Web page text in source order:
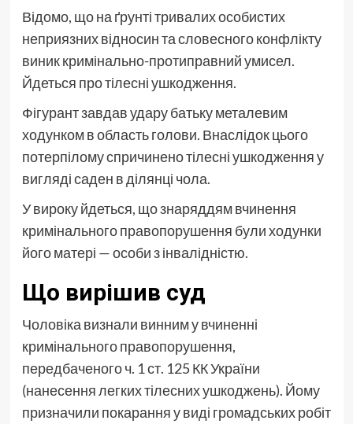
Відомо, що на ґрунті тривалих особистих
неприязних відносин та словесного конфлікту
виник кримінально-протиправний умисел.
Йдеться про тілесні ушкодження.
Фігурант завдав удару батьку металевим
ходунком в область голови. Внаслідок цього
потерпілому спричинено тілесні ушкодження у
вигляді саден в ділянці чола.
У вироку йдеться, що знаряддям вчинення
кримінального правопорушення були ходунки
його матері — особи з інвалідністю.
Що вирішив суд
Чоловіка визнали винним у вчиненні
кримінального правопорушення,
передбаченого ч. 1 ст. 125 КК України
(нанесення легких тілесних ушкоджень). Йому
призначили покарання у виді громадських робіт